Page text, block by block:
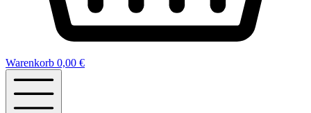
Warenkorb 0,00 €